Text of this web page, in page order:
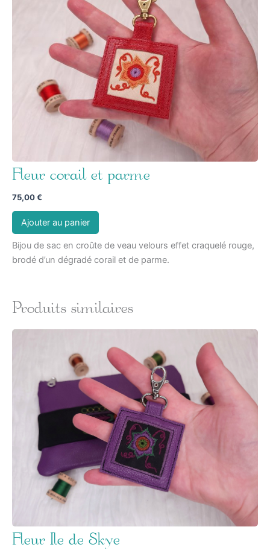
Fleur corail et parme
75,00€
Ajouter au panier
Bijou de sac en croûte de veau velours effet craquelé rouge,
brodé d’un dégradé corail et de parme.
Produits similaires
Fleur Ile de Skye